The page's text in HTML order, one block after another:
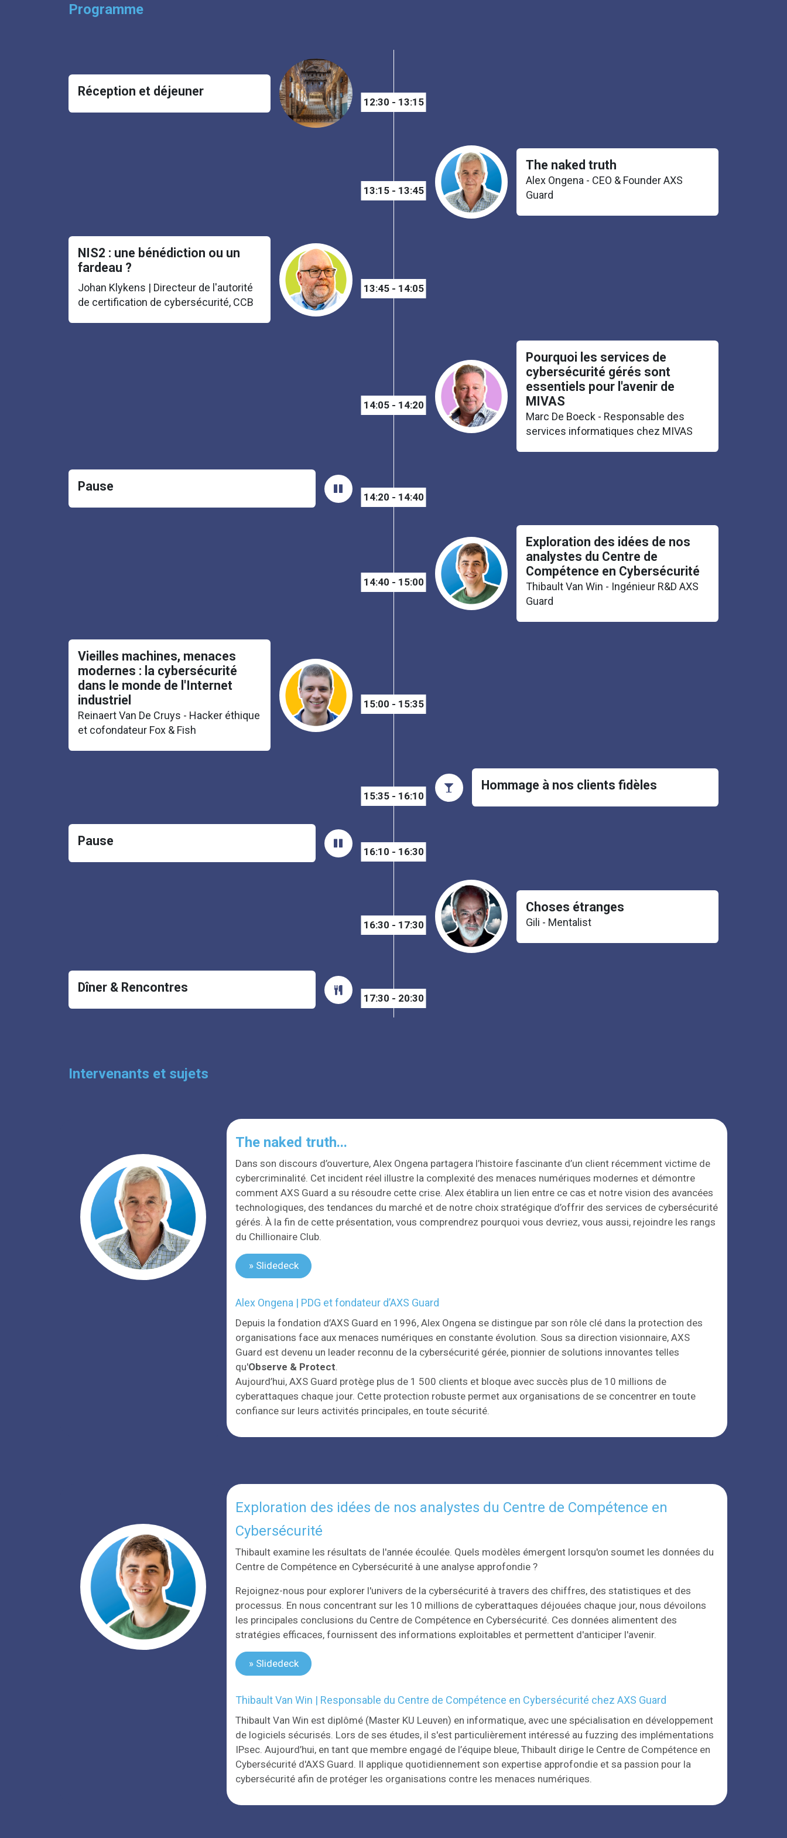
Programme
12:30 - 13:15
Réception et déjeuner
13:15 - 13:45
The naked truth
Alex Ongena - CEO & Founder AXS
Guard
13:45 - 14:05
NIS2 : une bénédiction ou un
fardeau ?
Johan Klykens | Directeur de l'autorité
de certification de cybersécurité, CCB
14:05 - 14:20
Pourquoi les services de
cybersécurité gérés sont
essentiels pour l'avenir de
MIVAS
Marc De Boeck - Responsable des
services informatiques chez MIVAS
14:20 - 14:40
Pause
14:40 - 15:00
Exploration des idées de nos
analystes du Centre de
Compétence en Cybersécurité
Thibault Van Win - Ingénieur R&D AXS
Guard
15:00 - 15:35
Vieilles machines, menaces
modernes : la cybersécurité
dans le monde de l'Internet
industriel
Reinaert Van De Cruys - Hacker éthique
et cofondateur Fox & Fish
15:35 - 16:10
Hommage à nos clients fidèles
16:10 - 16:30
Pause
16:30 - 17:30
Choses étranges
​Gili - Mentalist
17:30 - 20:30
Dîner & Rencontres
Intervenants et sujets
The naked truth...
Dans son discours d’ouverture, Alex Ongena partagera l’histoire fascinante d’un client récemment victime de
cybercriminalité. Cet incident réel illustre la complexité des menaces numériques modernes et démontre
comment AXS Guard a su résoudre cette crise. Alex établira un lien entre ce cas et notre vision des avancées
technologiques, des tendances du marché et de notre choix stratégique d’offrir des services de cybersécurité
gérés. À la fin de cette présentation, vous comprendrez pourquoi vous devriez, vous aussi, rejoindre les rangs
du Chillionaire Club.
» Slidedeck
Alex Ongena | PDG et fondateur d’AXS Guard
Depuis la fondation d’AXS Guard en 1996, Alex Ongena se distingue par son rôle clé dans la protection des
organisations face aux menaces numériques en constante évolution. Sous sa direction visionnaire, AXS
Guard est devenu un leader reconnu de la cybersécurité gérée, pionnier de solutions innovantes telles
qu'Observe & Protect.
Aujourd’hui, AXS Guard protège plus de 1 500 clients et bloque avec succès plus de 10 millions de
cyberattaques chaque jour. Cette protection robuste permet aux organisations de se concentrer en toute
confiance sur leurs activités principales, en toute sécurité.
Exploration des idées de nos analystes du Centre de Compétence en
Cybersécurité
Thibault examine les résultats de l'année écoulée. Quels modèles émergent lorsqu'on soumet les données du
Centre de Compétence en Cybersécurité à une analyse approfondie ?
Rejoignez-nous pour explorer l'univers de la cybersécurité à travers des chiffres, des statistiques et des
processus. En nous concentrant sur les 10 millions de cyberattaques déjouées chaque jour, nous dévoilons
les principales conclusions du Centre de Compétence en Cybersécurité. Ces données alimentent des
stratégies efficaces, fournissent des informations exploitables et permettent d'anticiper l'avenir.
» Slidedeck
Thibault Van Win | Responsable du Centre de Compétence en Cybersécurité chez AXS Guard
Thibault Van Win est diplômé (Master KU Leuven) en informatique, avec une spécialisation en développement
de logiciels sécurisés. Lors de ses études, il s'est particulièrement intéressé au fuzzing des implémentations
IPsec. Aujourd’hui, en tant que membre engagé de l’équipe bleue, Thibault dirige le Centre de Compétence en
Cybersécurité d'AXS Guard. Il applique quotidiennement son expertise approfondie et sa passion pour la
cybersécurité afin de protéger les organisations contre les menaces numériques.